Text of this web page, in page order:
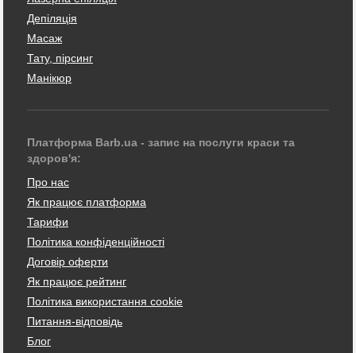
Депіляція
Масаж
Тату, пірсинг
Манікюр
Платформа Barb.ua - запис на послуги краси та
здоров'я:
Про нас
Як працює платформа
Тарифи
Політика конфіденційності
Договір оферти
Як працює рейтинг
Політика використання cookie
Питання-відповідь
Блог